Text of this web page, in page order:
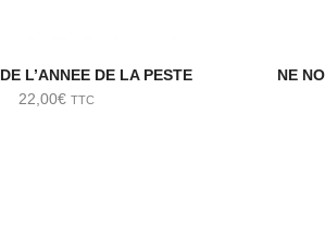
L’ANNEE DE LA PESTE
22,00€ TTC
NE